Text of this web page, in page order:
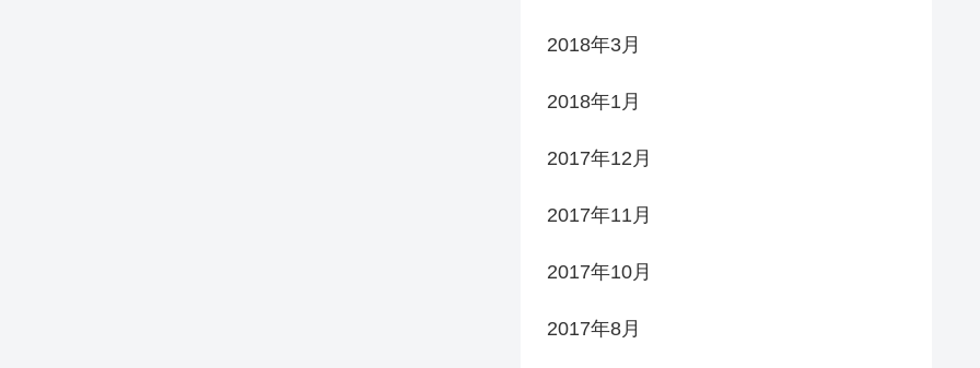
2018年3月
2018年1月
2017年12月
2017年11月
2017年10月
2017年8月